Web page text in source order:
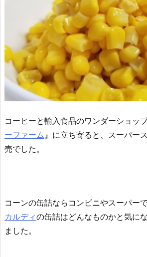
コーヒーと輸入食品のワンダーショッ
ーファーム』に立ち寄ると、スーパー
売でした。
コーンの缶詰ならコンビニやスーパー
カルディの缶詰はどんなものかと気に
ました。